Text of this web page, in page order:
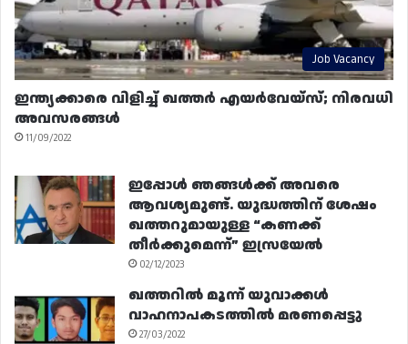
Job Vacancy
ഇന്ത്യക്കാരെ വിളിച്ച് ഖത്തർ എയർവേയ്‌സ്; നിരവധി
അവസരങ്ങൾ
11/09/2022
ഇപ്പോൾ ഞങ്ങൾക്ക് അവരെ
ആവശ്യമുണ്ട്. യുദ്ധത്തിന് ശേഷം
ഖത്തറുമായുള്ള “കണക്ക്
തീർക്കുമെന്ന്” ഇസ്രയേൽ
02/12/2023
ഖത്തറിൽ മൂന്ന് യുവാക്കൾ
വാഹനാപകടത്തിൽ മരണപ്പെട്ടു
27/03/2022